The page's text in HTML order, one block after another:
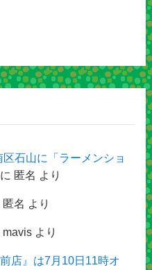
石山に「ラーメンショ
に 匿名 より
匿名 より
mavisより
店』は7月10日11時オ